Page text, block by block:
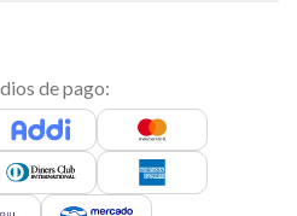
de pago: